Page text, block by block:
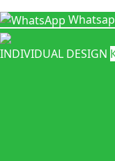
INDIVIDUAL DESIGN